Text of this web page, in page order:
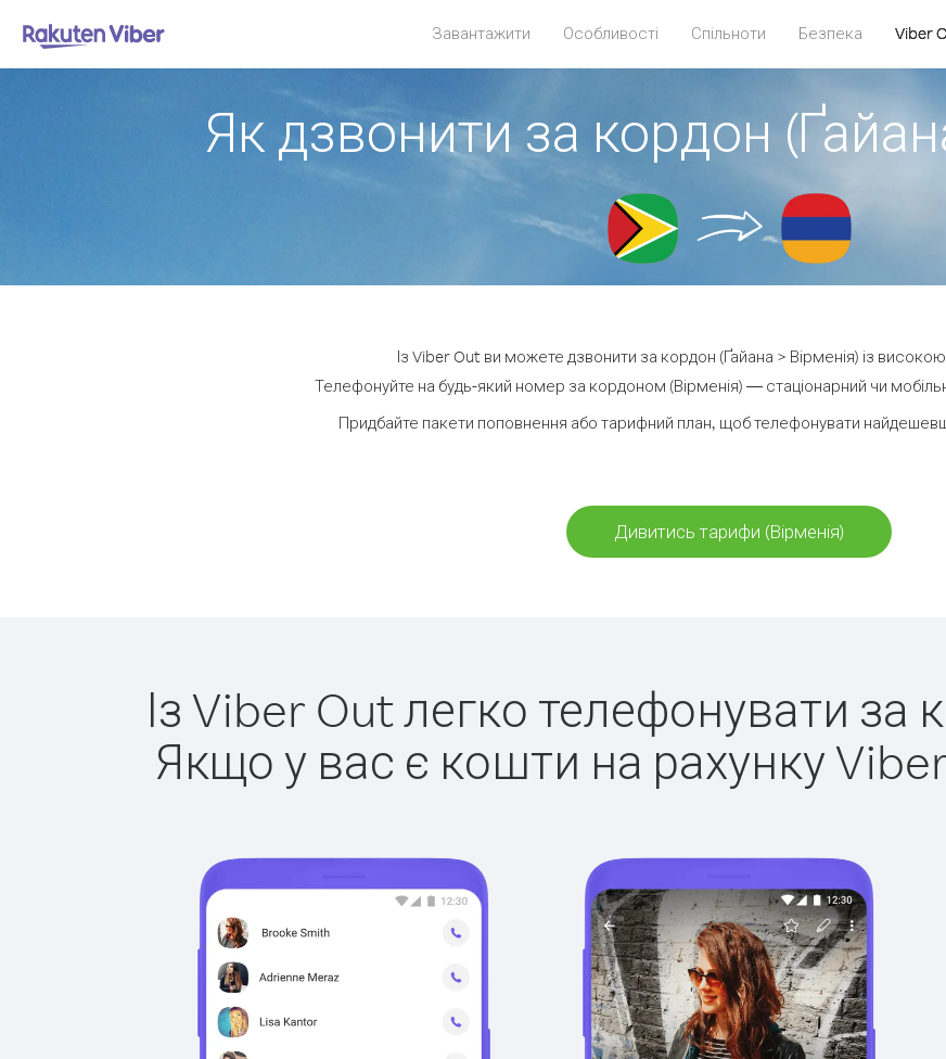
Завантажити Особливості Спільноти Безпека Viber
Як дзвонити за кордон
Із Viber Out ви можете дзвонити за кордон (Ґайана > Вірменія) із
Телефонуйте на будь-який номер за кордоном (Вірменія) — стаціонарний чи
Придбайте пакети поповнення або тарифний план, щоб телефонувати
Дивитись тарифи (Вірменія)
Із Viber Out легко телефонувати за
Якщо у вас є кошти на рахунку